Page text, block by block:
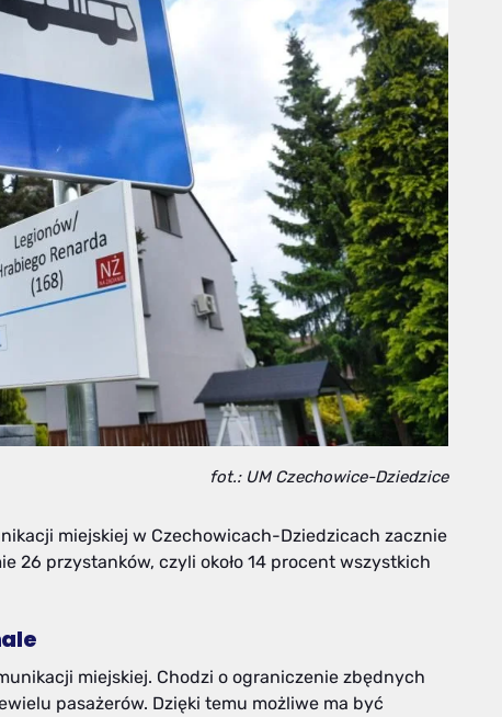
fot.: UM Czechowice-Dziedzice
miejskiej w Czechowicach-Dziedzicach zacznie
26 przystanków, czyli około 14 procent wszystkich
miejskiej. Chodzi o ograniczenie zbędnych
pasażerów. Dzięki temu możliwe ma być